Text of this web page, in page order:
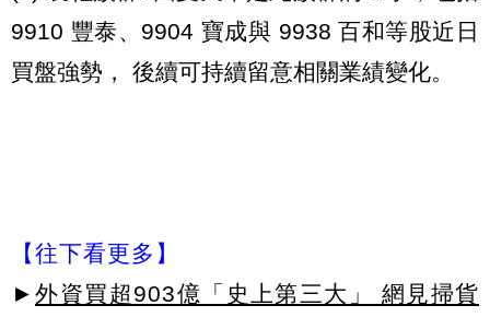
9910 豐泰、9904 寶成與 9938 百和等股近日
買盤強勢， 後續可持續留意相關業績變化。
【往下看更多】
► 外資買超903億「史上第三大」 網見掃貨